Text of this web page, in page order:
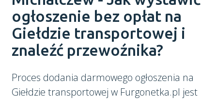
ogłoszenie bez opłat na
Giełdzie transportowej i
znaleźć przewoźnika?
Proces dodania darmowego ogłoszenia na
Giełdzie transportowej w Furgonetka.pl jest